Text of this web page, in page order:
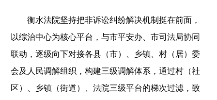
衡水法院坚持把非诉讼纠纷解决机制挺在前面，
以综治中心为核心平台，与市平安办、市司法局协同
联动，逐级向下对接各县（市）、乡镇、村（居）委
会及人民调解组织，构建三级调解体系，通过村（社
区）、乡镇（街道）、法院三级平台的梯次过滤，致